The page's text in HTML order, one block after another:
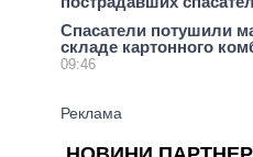
Спасатели потушили
складе картонного
09:46